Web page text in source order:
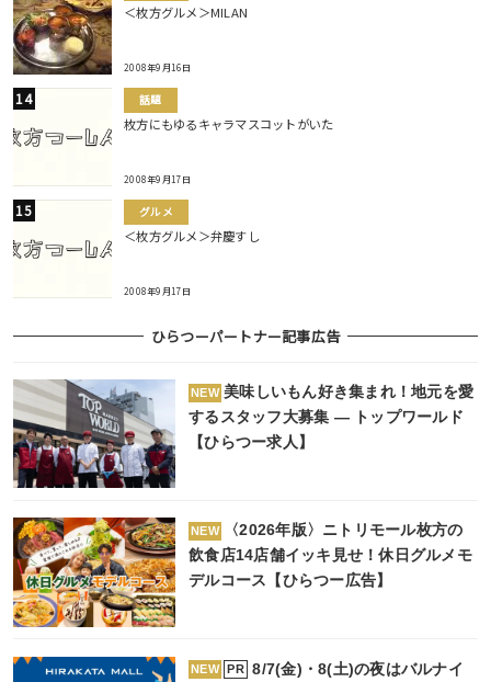
＜枚方グルメ＞MILAN
2008年9月16日
話題
枚方にもゆるキャラマスコットがいた
2008年9月17日
グルメ
＜枚方グルメ＞弁慶すし
2008年9月17日
ひらつーパートナー記事広告
NEW 美味しいもん好き集まれ！地元を愛
するスタッフ大募集 ― トップワールド
【ひらつー求人】
NEW
〈2026年版〉ニトリモール枚方の
飲食店14店舗イッキ見せ！休日グルメモ
デルコース【ひらつー広告】
NEW PR 8/7(金)・8(土)の夜はバルナイ